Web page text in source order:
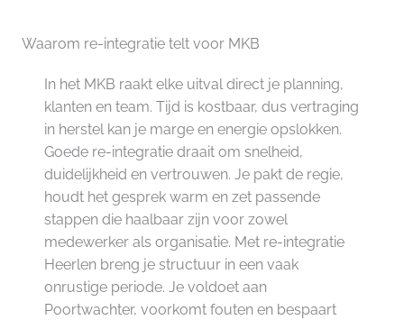
Waarom re-integratie telt voor MKB
In het MKB raakt elke uitval direct je planning,
klanten en team. Tijd is kostbaar, dus vertraging
in herstel kan je marge en energie opslokken.
Goede re-integratie draait om snelheid,
duidelijkheid en vertrouwen. Je pakt de regie,
houdt het gesprek warm en zet passende
stappen die haalbaar zijn voor zowel
medewerker als organisatie. Met re-integratie
Heerlen breng je structuur in een vaak
onrustige periode. Je voldoet aan
Poortwachter, voorkomt fouten en bespaart